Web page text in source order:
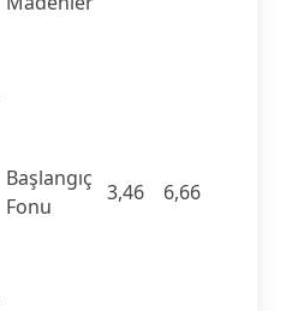
Başlangıç
Fonu
3,46 6,66